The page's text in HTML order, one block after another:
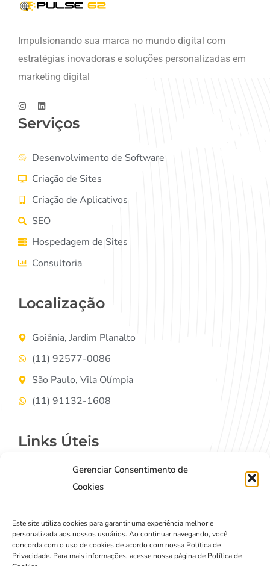
Gerenciar Consentimento de
Cookies
Este site utiliza cookies para garantir uma experiência melhor e
personalizada aos nossos usuários. Ao continuar navegando, você
concorda com o uso de cookies de acordo com nossa Política de
Privacidade. Para mais informações, acesse nossa página de Política de
Impulsionando sua marca no mundo digital com
estratégias inovadoras e soluções personalizadas em
marketing digital
Serviços
Desenvolvimento de Software
Criação de Sites
Criação de Aplicativos
SEO
Hospedagem de Sites
Consultoria
Localização
Goiânia, Jardim Planalto
(11) 92577-0086
São Paulo, Vila Olímpia
(11) 91132-1608
Links Úteis
Política de Privacidade